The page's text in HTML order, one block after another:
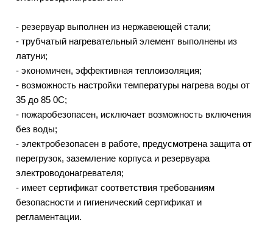
- резервуар выполнен из нержавеющей стали;
- трубчатый нагревательный элемент выполнены из
латуни;
- экономичен, эффективная теплоизоляция;
- возможность настройки температуры нагрева воды от
35 до 85 0С;
- пожаробезопасен, исключает возможность включения
без воды;
- электробезопасен в работе, предусмотрена защита от
перегрузок, заземление корпуса и резервуара
электроводонагревателя;
- имеет сертификат соответствия требованиям
безопасности и гигиенический сертификат и
регламентации.